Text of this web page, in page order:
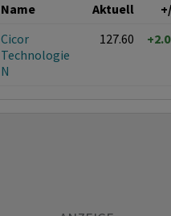
Name Aktuell
Cicor
Technologie
N
127.60